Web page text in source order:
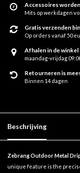
Accessoires
Mits op werkdagen
Gratis verzenden
Op orders vanaf 50
Afhalen in de
maandag-vrijdag
Retourneren is
Binnen 14 dagen
Beschrijving
Zebrang Outdoor Metal
unique feature is the